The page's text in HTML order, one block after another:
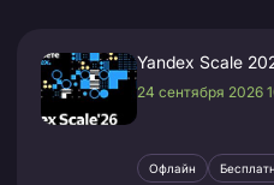
Yandex Scale
24 сентября 2026
Офлайн